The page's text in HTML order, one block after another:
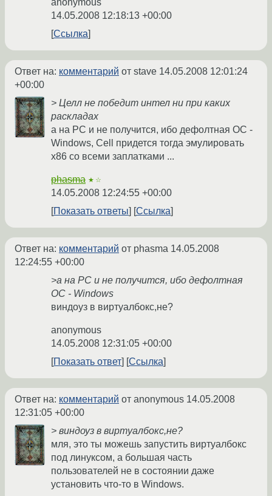
anonymous
14.05.2008 12:18:13 +00:00
Ссылка
Ответ на: комментарий от stave 14.05.2008 12:01:24
+00:00
> Целл не победит интел ни при каких
раскладах
а на PC и не получится, ибо дефолтная ОС -
Windows, Cell придется тогда эмулировать
x86 со всеми заплатками ...
phasma ★☆
14.05.2008 12:24:55 +00:00
Показать ответы
Ссылка
Ответ на: комментарий от phasma 14.05.2008
12:24:55 +00:00
>а на PC и не получится, ибо дефолтная
ОС - Windows
виндоуз в виртуалбокс,не?
anonymous
14.05.2008 12:31:05 +00:00
Показать ответ
Ссылка
Ответ на: комментарий от anonymous 14.05.2008
12:31:05 +00:00
> виндоуз в виртуалбокс,не?
мля, это ты можешь запустить виртуалбокс
под линуксом, а большая часть
пользователей не в состоянии даже
установить что-то в Windows.